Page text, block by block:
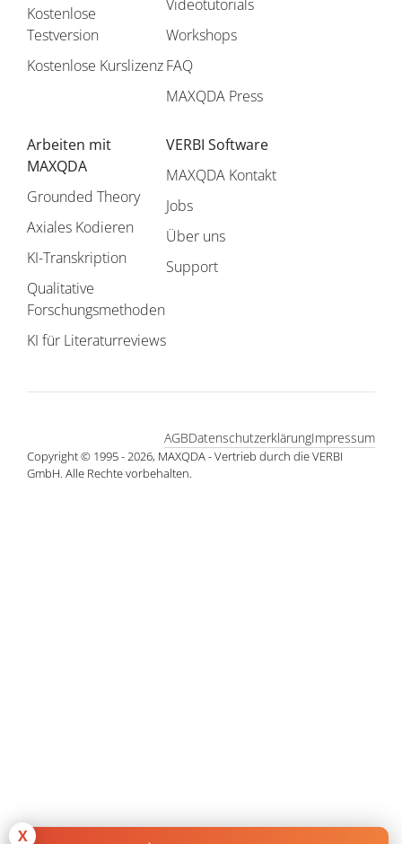
X
Kostenlose
Testversion
Kostenlose Kurslizenz
Videotutorials
Workshops
FAQ
MAXQDA Press
Arbeiten mit
MAXQDA
Grounded Theory
Axiales Kodieren
KI-Transkription
Qualitative
Forschungsmethoden
KI für Literaturreviews
VERBI Software
MAXQDA Kontakt
Jobs
Über uns
Support
Copyright © 1995 - 2026, MAXQDA - Vertrieb durch die VERBI
GmbH. Alle Rechte vorbehalten.
Impressum
Datenschutzerklärung
AGB